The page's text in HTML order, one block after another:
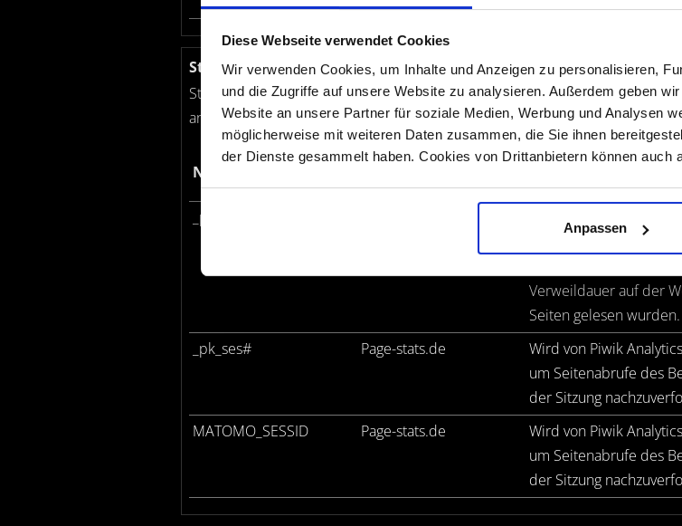
Diese Webseite verwendet Cookies
Wir verwenden Cookies, um Inhalte und Anzeigen zu personalisieren,
und die Zugriffe auf unsere Website zu analysieren. Außerdem geben
Website an unsere Partner für soziale Medien, Werbung und Analysen
möglicherweise mit weiteren Daten zusammen, die Sie ihnen
der Dienste gesammelt haben. Cookies von Drittanbietern können auch
Anpassen
LIVE
Statistiken (3)
Statistik-Cookies helfen Webseiten-Besitzern zu verstehen, wie Besucher
anonym gesammelt und gemeldet werden.
Name
_pk_id#
Benutzers auf der
Verweildauer auf der
Seiten gelesen wurden.
_pk_ses# Page-stats.de
Wird von Piwik
um Seitenabrufe des
der Sitzung
MATOMO_SESSID Page-stats.de
Wird von Piwik
um Seitenabrufe des
der Sitzung